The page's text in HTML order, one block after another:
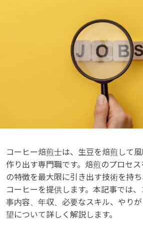
コーヒー焙煎士は、生豆を焙煎して
作り出す専門職です。焙煎のプロセ
の特徴を最大限に引き出す技術を持
コーヒーを提供します。本記事では
事内容、年収、必要なスキル、やり
望について詳しく解説します。